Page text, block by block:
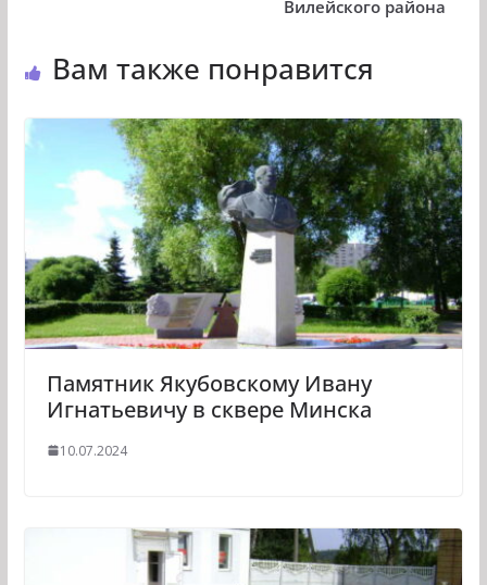
Вилейского района
Вам также понравится
Памятник Якубовскому Ивану
Игнатьевичу в сквере Минска
10.07.2024